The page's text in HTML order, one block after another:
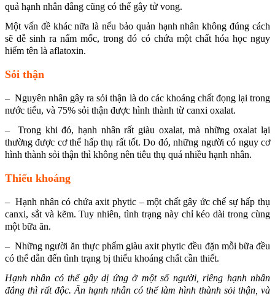
quả hạnh nhân đắng cũng có thể gây tử vong.
Một vấn đề khác nữa là nếu bảo quản hạnh nhân không đúng cách
sẽ dễ sinh ra nấm mốc, trong đó có chứa một chất hóa học nguy
hiểm tên là aflatoxin.
Sỏi thận
– Nguyên nhân gây ra sỏi thận là do các khoáng chất đọng lại trong
nước tiểu, và 75% sỏi thận được hình thành từ canxi oxalat.
– Trong khi đó, hạnh nhân rất giàu oxalat, mà những oxalat lại
thường được cơ thể hấp thụ rất tốt. Do đó, những người có nguy cơ
hình thành sỏi thận thì không nên tiêu thụ quá nhiều hạnh nhân.
Thiếu khoáng
– Hạnh nhân có chứa axit phytic – một chất gây ức chế sự hấp thụ
canxi, sắt và kẽm. Tuy nhiên, tình trạng này chỉ kéo dài trong cùng
một bữa ăn.
– Những người ăn thực phẩm giàu axit phytic đều đặn mỗi bữa đều
có thể dẫn đến tình trạng bị thiếu khoáng chất cần thiết.
Hạnh nhân có thể gây dị ứng ở một số người, riêng hạnh nhân
đắng thì rất độc. Ăn hạnh nhân có thể làm hình thành sỏi thận, và